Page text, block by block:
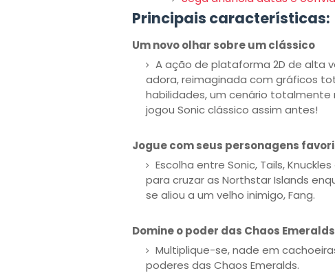
Principais características:
Um novo olhar sobre um clássico
A ação de plataforma 2D de alta
adora, reimaginada com gráficos
habilidades, um cenário totalmente
jogou Sonic clássico assim antes!
Jogue com seus personagens
Escolha entre Sonic, Tails,
para cruzar as Northstar Islands
se aliou a um velho inimigo, Fang.
Domine o poder das Chaos Emeralds
Multiplique-se, nade em
poderes das Chaos Emeralds.